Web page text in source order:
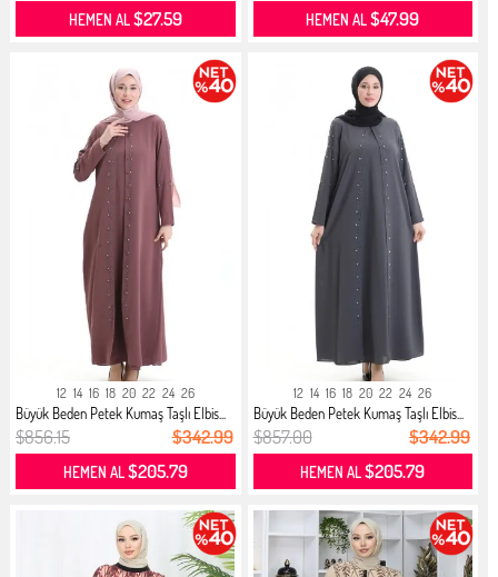
HEMEN AL$27.59 HEMEN AL$47.99
12 14 16 18 20 22 24 26
Büyük Beden Petek Kumaş Taşlı Elbis...
$856.15 $342.99
HEMEN AL$205.79
12 14 16 18 20 22 24 26
Büyük Beden Petek Kumaş Taşlı Elbis...
$857.00 $342.99
HEMEN AL$205.79